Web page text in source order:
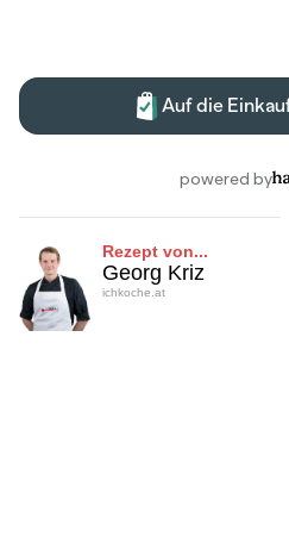
Rezept von...
Georg Kriz
ichkoche.at